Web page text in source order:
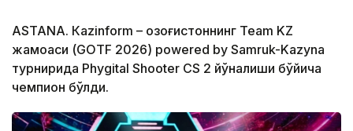
ASTANА. Кazinform – Қозоғистоннинг Team KZ
жамоаси (GOTF 2026) powered by Samruk-Kazyna
турнирида Phygital Shooter CS 2 йўналиши бўйича
чемпион бўлди.